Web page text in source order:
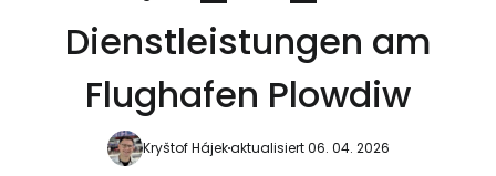
Dienstleistungen am
Flughafen Plowdiw
Kryštof Hájekaktualisiert 06. 04. 2026
... die weltweite Reise-Community